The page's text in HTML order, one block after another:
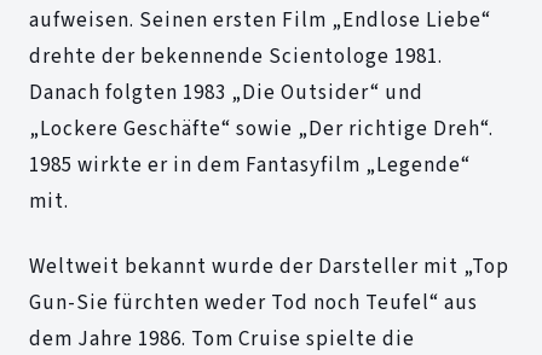
aufweisen. Seinen ersten Film „Endlose Liebe“
drehte der bekennende Scientologe 1981.
Danach folgten 1983 „Die Outsider“ und
„Lockere Geschäfte“ sowie „Der richtige Dreh“.
1985 wirkte er in dem Fantasyfilm „Legende“
mit.
Weltweit bekannt wurde der Darsteller mit „Top
Gun-Sie fürchten weder Tod noch Teufel“ aus
dem Jahre 1986. Tom Cruise spielte die